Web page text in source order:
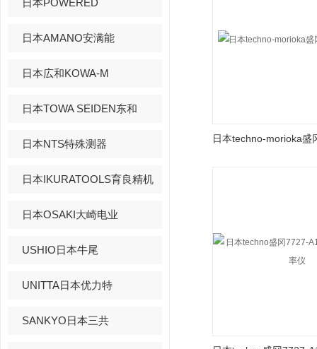
日本POWERED
日本AMANO安满能
日本広和KOWA-M
日本TOWA SEIDEN东和
日本NTS特殊测器
日本IKURATOOLS育良精机
日本OSAKI大崎电业
USHIO日本牛尾
UNITTA日本优力特
SANKYO日本三共